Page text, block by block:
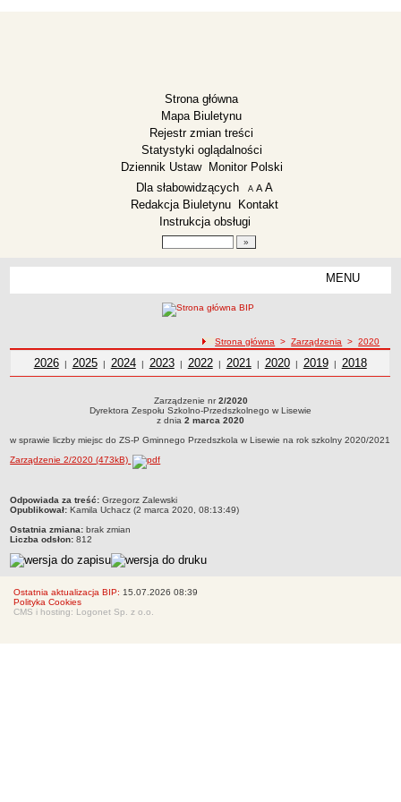
Strona główna
Mapa Biuletynu
Rejestr zmian treści
Statystyki oglądalności
Dziennik Ustaw
Monitor Polski
Menu dodatkowe
Dla słabowidzących A pomniejsz czcionkę
A standardowy rozmiar czcionki
A
Redakcja Biuletynu
Kontakt
Instrukcja obsługi
MENU
ZESPÓŁ SZKOLNO-PRZEDSZKOLNY LISEWO
Dane teleadresowe
Dyrekcja
Regulaminy
Uchwały Rady Pedagogicznej
Kontrole Zewnętrzne
Zamówieia publiczne
Oferty pracy
Oświadczenie majątkowe
Rekrutacja
ścieżka nawigacji
Strona główna >Zarządzenia >2020
Zarządzenia z roku
2026| Zarządzenia z roku
2025| Zarządzenia z roku
2024| Zarządzenia z roku
2023| Zarządzenia z roku
2022| Zarządzenia z roku
2021 | Zarządzenia z roku
2020|
Zarządzenia z
roku
2019|
z roku
2018
Zarządzenie nr 2/2020Dyrektora Zespołu Szkolno-Przedszkolnego w Lisewiez dnia
2 marca 2020w sprawie liczby miejsc do ZS-P Gminnego Przedszkola w Lisewie na
Zarządzenie nr2/2020
Dyrektora Zespołu Szkolno-Przedszkolnego w Lisewie
z dnia 2 marca 2020
w sprawie liczby miejsc do ZS-P Gminnego Przedszkola w Lisewie na rok szkolny 2020/2021
Zarządzenie 2/2020 (473kB)
metryczka
Odpowiada za treść: Grzegorz Zalewski
Opublikował: Kamila Uchacz (2 marca 2020, 08:13:49)
Ostatnia zmiana: brak zmian
Liczba odsłon: 812
Ostatnia aktualizacja BIP: 15.07.2026 08:39
Polityka Cookies
CMS i hosting: Logonet Sp. z o.o.